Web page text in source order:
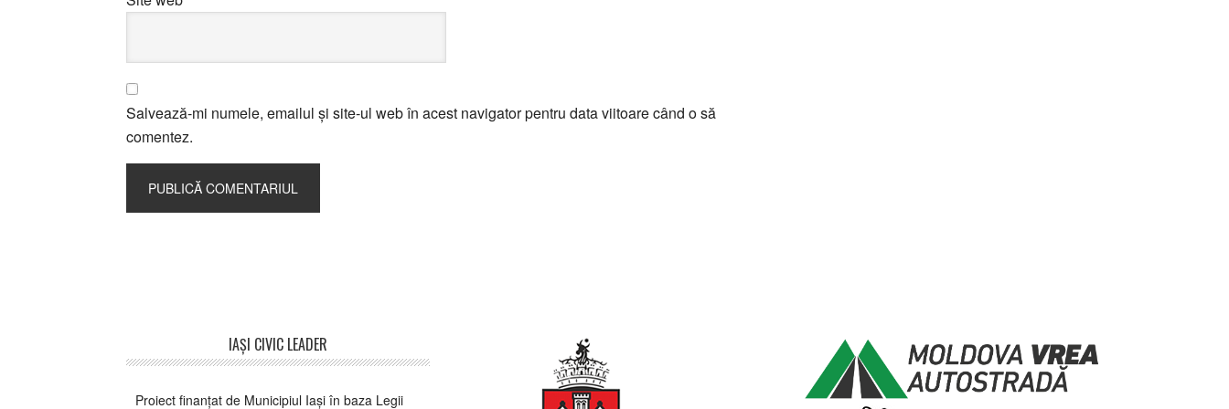
Salvează-mi numele, emailul și site-ul web în acest navigator pentru data viitoare când o să
comentez.
IAŞI CIVIC LEADER
Proiect finanțat de Municipiul Iași în baza Legii